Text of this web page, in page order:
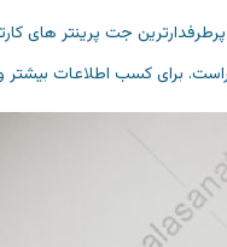
برای کسب اطلاعات